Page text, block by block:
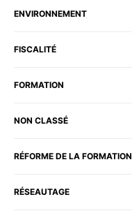
ENVIRONNEMENT
FISCALITÉ
FORMATION
NON CLASSÉ
RÉFORME DE LA FORMATION
RÉSEAUTAGE